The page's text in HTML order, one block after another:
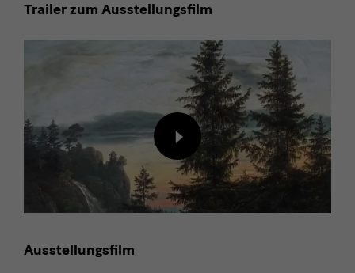
Trailer zum Ausstellungsfilm
Ausstellungsfilm
Inhalt
von
externem
Anbieter
laden